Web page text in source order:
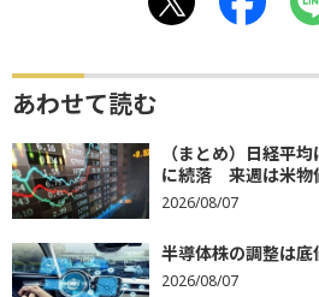
あわせて読む
（まとめ）日経平
に続落 来週は米物
2026/08/07
半導体株の調整は底
2026/08/07